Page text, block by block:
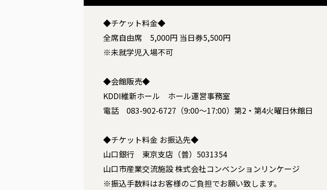
◆チケット料金◆
全席自由席 5,000円 当日券5,500円
※未就学児入場不可
◆会館販売◆
KDDI維新ホール ホール運営事務室
電話 083-902-6727（9:00～17:00）第2・第4火曜日休館日
◆チケット料金 お振込先◆
山口銀行 東京支店（普）5031354
山口市産業交流施設 株式会社コンベンションリンケージ
※振込手数料はお客様のご負担でお願い致します。